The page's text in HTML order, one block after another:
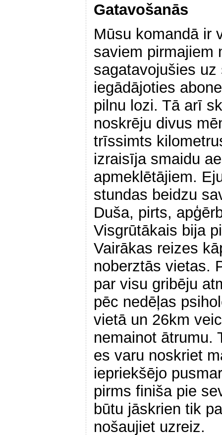
Gatavošanās
Mūsu komandā ir
saviem pirmajiem
sagatavojušies
iegādājoties
pilnu lozi. Tā arī
noskrēju divus
trīssimts
izraisīja smaidu
apmeklētājiem.
stundas beidzu
Duša, pirts,
Visgrūtākais bija
Vairākas reizes
noberztās vietas.
par visu gribēju
pēc nedēļas
vietā un 26km
nemainot ātrumu.
es varu noskriet
iepriekšējo
pirms finiša pie
būtu jāskrien tik
nošaujiet uzreiz.